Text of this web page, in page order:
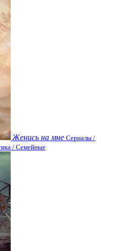
Женись на мне Сериалы /
/ Семейные